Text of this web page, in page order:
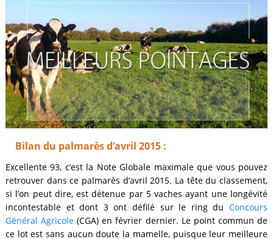
Bilan du palmarès d’avril 2015 :
Excellente 93, c’est la Note Globale maximale que vous pouvez
retrouver dans ce palmarès d’avril 2015. La tête du classement,
si l’on peut dire, est détenue par 5 vaches ayant une longévité
incontestable et dont 3 ont défilé sur le ring duConcours
Général Agricole (CGA) en février dernier. Le point commun de
ce lot est sans aucun doute la mamelle, puisque leur meilleure